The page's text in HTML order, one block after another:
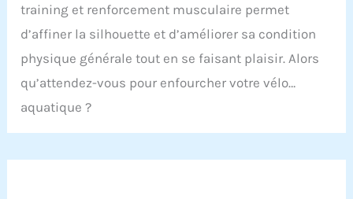
training et renforcement musculaire permet
d’affiner la silhouette et d’améliorer sa condition
physique générale tout en se faisant plaisir. Alors
qu’attendez-vous pour enfourcher votre vélo…
aquatique ?